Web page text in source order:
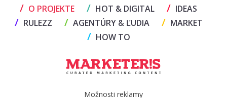
/ O PROJEKTE / HOT & DIGITAL / IDEAS
/ RULEZZ / AGENTÚRY & ĽUDIA / MARKET
/ HOW TO
Možnosti reklamy